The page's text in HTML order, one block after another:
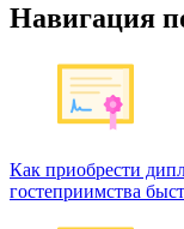
Навигация
Как приобрести
гостеприимства